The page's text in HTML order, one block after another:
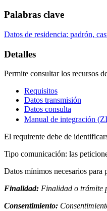
Palabras clave
Datos de residencia: padrón,
Detalles
Permite consultar los recursos
Requisitos
Datos transmisión
Datos consulta
Manual de integración
El requirente debe de
Tipo comunicación: las
Datos mínimos necesarios para
Finalidad: Finalidad o trámite
Consentimiento: